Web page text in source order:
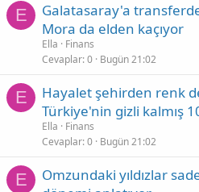
E
Galatasaray'a
Mora da elden kaçıyor
Ella
Finans
Cevaplar 0 Bugün 21:02
E
Hayalet şehirden renk
Türkiye'nin gizli kalmış
Ella
Finans
Cevaplar 0 Bugün 21:02
E
Omzundaki yıldızlar